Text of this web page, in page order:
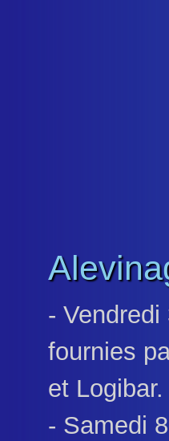
-
fournies
et Logibar.
- Samedi